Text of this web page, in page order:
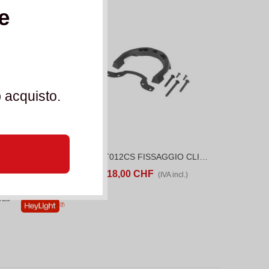
acquisto.
(IVA incl.)
ACQUISTA CONFRONTA
Shad T012CS FISSAGGIO CLICK SYSTEM
18,00 CHF (IVA incl.)